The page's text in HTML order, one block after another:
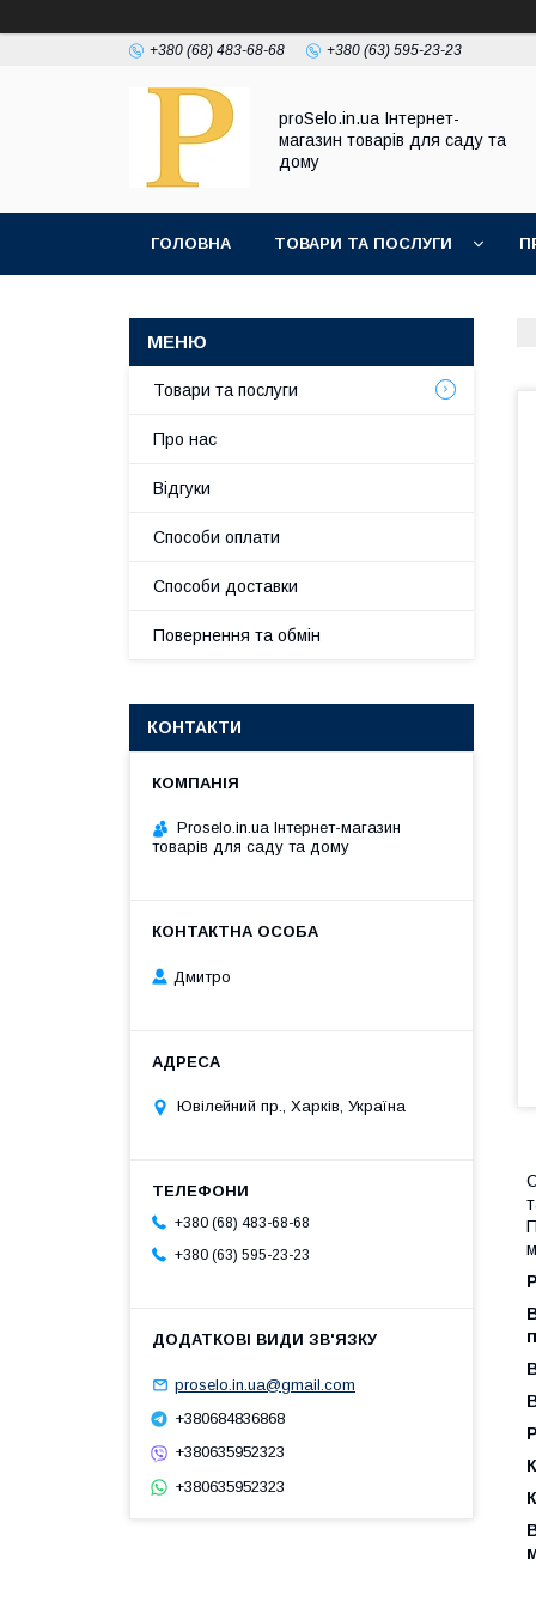
+380 (68) 483-68-68 +380 (63) 595-23-23
proSelo.in.ua Інтернет-
магазин товарів для саду та
дому
ГОЛОВНА ТОВАРИ ТА ПОСЛУГИ
Товари та послуги
Про нас
Відгуки
Способи оплати
Способи доставки
Повернення та обмін
КОНТАКТИ
Proselo.in.ua Інтернет-магазин
товарів для саду та дому
Дмитро
Ювілейний пр., Харків, Україна
+380 (68) 483-68-68
+380 (63) 595-23-23
proselo.in.ua@gmail.com
+380684836868
+380635952323
+380635952323